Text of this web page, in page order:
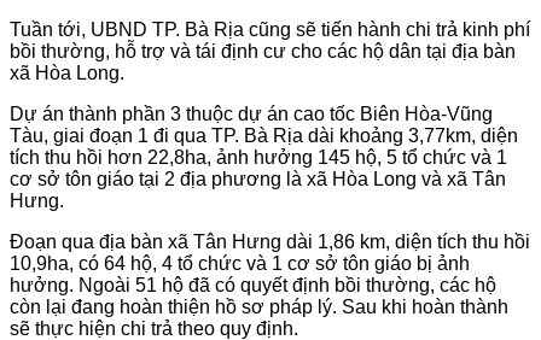
Tuần tới, UBND TP. Bà Rịa cũng sẽ tiến hành chi trả kinh phí
bồi thường, hỗ trợ và tái định cư cho các hộ dân tại địa bàn
xã Hòa Long.
Dự án thành phần 3 thuộc dự án cao tốc Biên Hòa-Vũng
Tàu, giai đoạn 1 đi qua TP. Bà Rịa dài khoảng 3,77km, diện
tích thu hồi hơn 22,8ha, ảnh hưởng 145 hộ, 5 tổ chức và 1
cơ sở tôn giáo tại 2 địa phương là xã Hòa Long và xã Tân
Hưng.
Đoạn qua địa bàn xã Tân Hưng dài 1,86 km, diện tích thu hồi
10,9ha, có 64 hộ, 4 tổ chức và 1 cơ sở tôn giáo bị ảnh
hưởng. Ngoài 51 hộ đã có quyết định bồi thường, các hộ
còn lại đang hoàn thiện hồ sơ pháp lý. Sau khi hoàn thành
sẽ thực hiện chi trả theo quy định.